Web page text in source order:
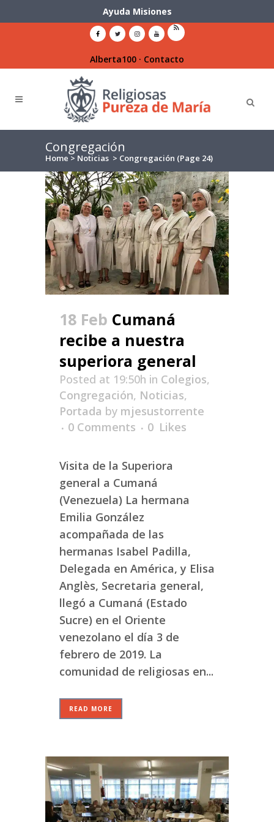
Ayuda Misiones
Alberta100 · Contacto
Congregación
Home> Noticias > Congregación (Page 24)
18 Feb Cumaná
recibe a nuestra
superiora general
Posted at 19:50h in Colegios,
Congregación, Noticias,
Portada by mjesustorrente
0 Comments
0 Likes
Visita de la Superiora
general a Cumaná
(Venezuela) La hermana
Emilia González
acompañada de las
hermanas Isabel Padilla,
Delegada en América, y Elisa
Anglès, Secretaria general,
llegó a Cumaná (Estado
Sucre) en el Oriente
venezolano el día 3 de
febrero de 2019. La
comunidad de religiosas en...
READ MORE